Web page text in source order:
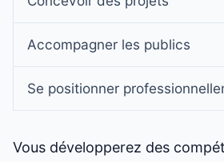
Accompagner les publics
Se positionner
Vous développerez des